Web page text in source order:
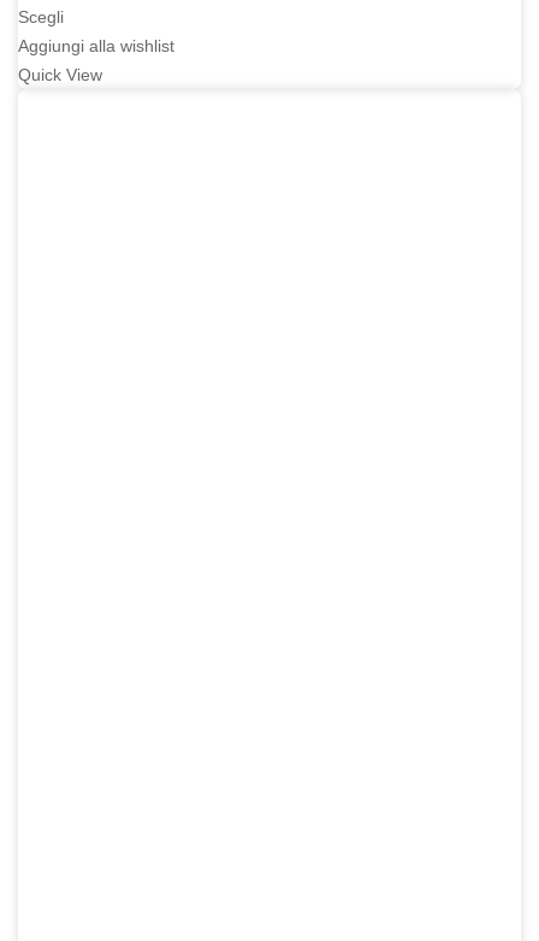
189,00€.94,50€.
Scegli
Aggiungi alla wishlist
Quick View